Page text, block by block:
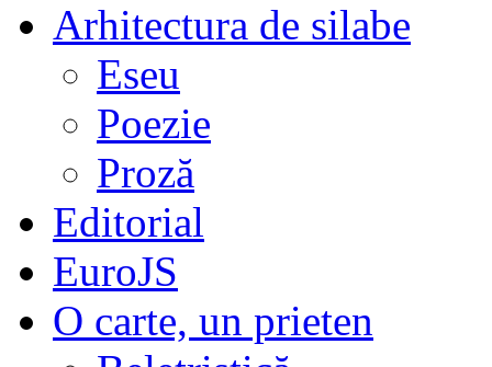
Arhitectura de silabe
Eseu
Poezie
Proză
Editorial
EuroJS
O carte, un prieten